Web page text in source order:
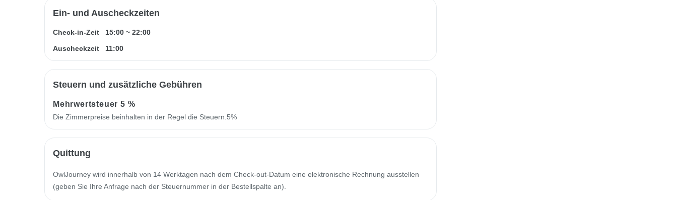
Ein- und Auscheckzeiten
Check-in-Zeit 15:00 ~ 22:00
Auscheckzeit
11:00
Steuern und zusätzliche Gebühren
Mehrwertsteuer5 %
Die Zimmerpreise beinhalten in der Regel die Steuern.5%
Quittung
OwlJourney wird innerhalb von 14 Werktagen nach dem Check-out-Datum eine elektronische Rechnung ausstellen
(geben Sie Ihre Anfrage nach der Steuernummer in der Bestellspalte an).